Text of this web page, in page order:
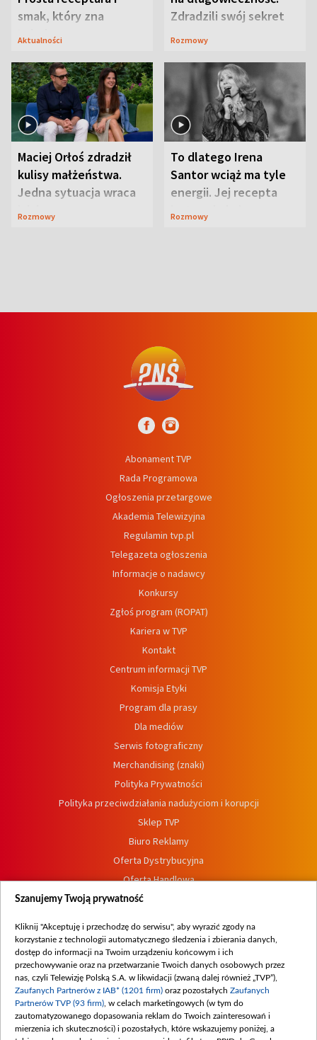
smak, który zna
Lubelszczyzna
Aktualności
Zdradzili swój sekret
Rozmowy
Maciej Orłoś zdradził
kulisy małżeństwa.
Jedna sytuacja wraca
jak bumerang
Rozmowy
To dlatego Irena
Santor wciąż ma tyle
energii. Jej recepta
jest zaskakująco
Rozmowy
Abonament TVP
Rada Programowa
Ogłoszenia przetargowe
Akademia Telewizyjna
Regulamin tvp.pl
Telegazeta ogłoszenia
Informacje o nadawcy
Konkursy
Zgłoś program (ROPAT)
Kariera w TVP
Kontakt
Centrum informacji TVP
Komisja Etyki
Program dla prasy
Dla mediów
Serwis fotograficzny
Merchandising (znaki)
Polityka Prywatności
Polityka przeciwdziałania nadużyciom i korupcji
Sklep TVP
Biuro Reklamy
Oferta Dystrybucyjna
Oferta Handlowa
Dostępność
Procedura zgłoszeń wewnętrznych
Szanujemy Twoją prywatność
Kliknij "Akceptuję i przechodzę do serwisu", aby wyrazić zgody na
korzystanie z technologii automatycznego śledzenia i zbierania danych,
dostęp do informacji na Twoim urządzeniu końcowym i ich
przechowywanie oraz na przetwarzanie Twoich danych osobowych przez
nas, czyli Telewizję Polską S.A. w likwidacji (zwaną dalej również „TVP”),
Zaufanych Partnerów z IAB* (1201 firm) oraz pozostałych Zaufanych
Partnerów TVP (93 firm) , w celach marketingowych (w tym do
zautomatyzowanego dopasowania reklam do Twoich zainteresowań i
mierzenia ich skuteczności) i pozostałych, które wskazujemy poniżej, a